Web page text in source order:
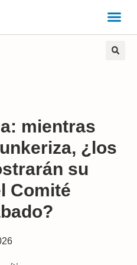
mientras
¿los
su
Comité